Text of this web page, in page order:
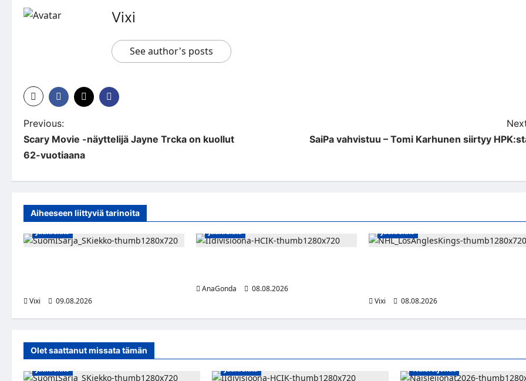
Vixi
See author's posts
P
o
n
a
g
a
i
Previous:
Scary Movie -näyttelijä Jayne Trcka on kuollut
62-vuotiaana
SaiPa vahvistuu – Tomi Karhunen siirtyy
Aiheeseen liittyviä tarinoita
Jääkiekko
Vixi
09.08.2026
Jääkiekko
AnaGonda
08.08.2026
Jääkiekko
Vixi
08.08.2026
Olet saattanut missata tämän
Jääkiekko
Jääkiekko Naisleijonat